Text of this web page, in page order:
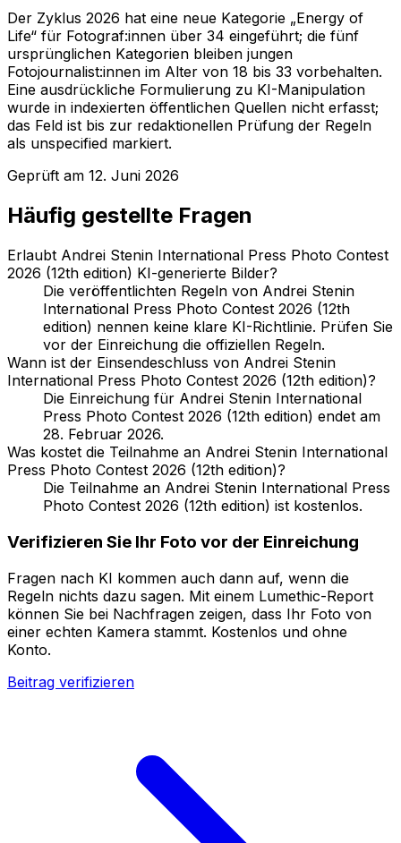
Der Zyklus 2026 hat eine neue Kategorie „Energy of
Life“ für Fotograf:innen über 34 eingeführt; die fünf
ursprünglichen Kategorien bleiben jungen
Fotojournalist:innen im Alter von 18 bis 33 vorbehalten.
Eine ausdrückliche Formulierung zu KI-Manipulation
wurde in indexierten öffentlichen Quellen nicht erfasst;
das Feld ist bis zur redaktionellen Prüfung der Regeln
als unspecified markiert.
Geprüft am 12. Juni 2026
Häufig gestellte Fragen
Erlaubt Andrei Stenin International Press Photo Contest
2026 (12th edition) KI-generierte Bilder?
Die veröffentlichten Regeln von Andrei Stenin
International Press Photo Contest 2026 (12th
edition) nennen keine klare KI-Richtlinie. Prüfen Sie
vor der Einreichung die offiziellen Regeln.
Wann ist der Einsendeschluss von Andrei Stenin
International Press Photo Contest 2026 (12th edition)?
Die Einreichung für Andrei Stenin International
Press Photo Contest 2026 (12th edition) endet am
28. Februar 2026.
Was kostet die Teilnahme an Andrei Stenin International
Press Photo Contest 2026 (12th edition)?
Die Teilnahme an Andrei Stenin International Press
Photo Contest 2026 (12th edition) ist kostenlos.
Verifizieren Sie Ihr Foto vor der Einreichung
Fragen nach KI kommen auch dann auf, wenn die
Regeln nichts dazu sagen. Mit einem Lumethic-Report
können Sie bei Nachfragen zeigen, dass Ihr Foto von
einer echten Kamera stammt. Kostenlos und ohne
Konto.
Beitrag verifizieren